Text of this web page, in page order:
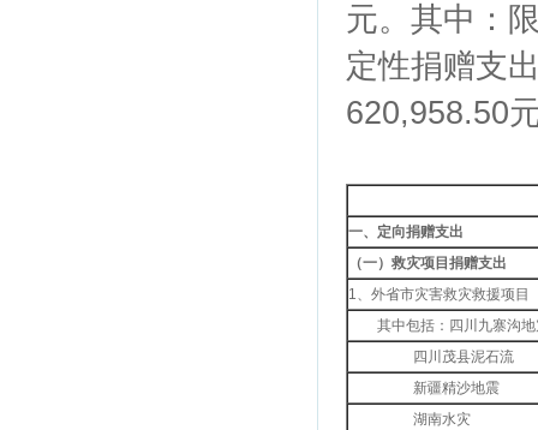
元。其中：
定性捐赠支
620,958.50
一、定向捐赠支出
（一）救灾项目捐赠支出
1、外省市灾害救灾救援项目
其中包括：四川九寨沟地
四川茂县泥石流
新疆精沙地震
湖南水灾